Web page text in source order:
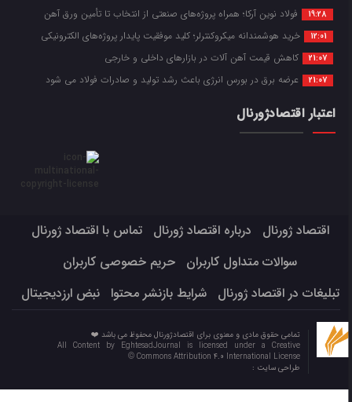
19:28 فولاد نوین آرکا؛ همراه پروژه‌های صنعتی از انتخاب تا تأمین ورق آهن
12:01 خرید هوشمندانه میکروکنترلر؛ کلید موفقیت پایدار پروژه‌های الکترونیکی
21:07 کاهش قیمت آهن آلات در بازارهای داخلی و خارجی
21:07 عرضه برق در بورس انرژی باعث رشد تولید و صادرات فولاد می شود
اعتبار اقتصادژورنال
اقتصاد ژورنال درباره اقتصاد ژورنال
تماس با اقتصاد ژورنال
سوالات متداول کاربران
حریم خصوصی کاربران
تبلیغات در اقتصاد ژورنال
شرایط بازنشر محتوا نبض ارزدیجیتال
تمامی حقوق مادی و معنوی برای اقتصادژورنال محفوظ می باشد ❤️
All Content by EghtesadJournal is licensed under a Creative
Commons Attribution 4.0 International License ©️
طراحی سایت :